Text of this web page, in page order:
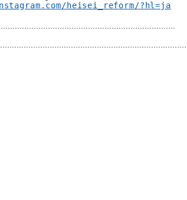
heisei_reform/?hl=ja